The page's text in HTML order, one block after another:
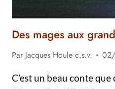
Des mages aux
Par Jacques Houle c.s.v.
C’est un beau conte que